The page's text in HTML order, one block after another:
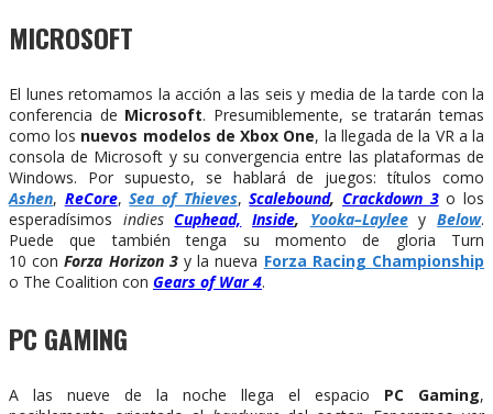
MICROSOFT
El lunes retomamos la acción a las seis y media de la tarde con la
conferencia de Microsoft. Presumiblemente, se tratarán temas
como los nuevos modelos de Xbox One, la llegada de la VR a la
consola de Microsoft y su convergencia entre las plataformas de
Windows. Por supuesto, se hablará de juegos: títulos como
Ashen, ReCore,Sea of Thieves,Scalebound,Crackdown 3 o los
esperadísimos indies Cuphead, Inside, Yooka–Laylee yBelow.
Puede que también tenga su momento de gloria Turn
10 conForza Horizon 3y la nueva Forza Racing Championship
o The Coalition con Gears of War 4.
PC GAMING
A las nueve de la noche llega el espacio PC Gaming,